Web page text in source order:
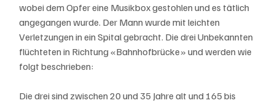
wobei dem Opfer eine Musikbox gestohlen und es tätlich
angegangen wurde. Der Mann wurde mit leichten
Verletzungen in ein Spital gebracht. Die drei Unbekannten
flüchteten in Richtung «Bahnhofbrücke» und werden wie
folgt beschrieben:
Die drei sind zwischen 20 und 35 Jahre alt und 165 bis